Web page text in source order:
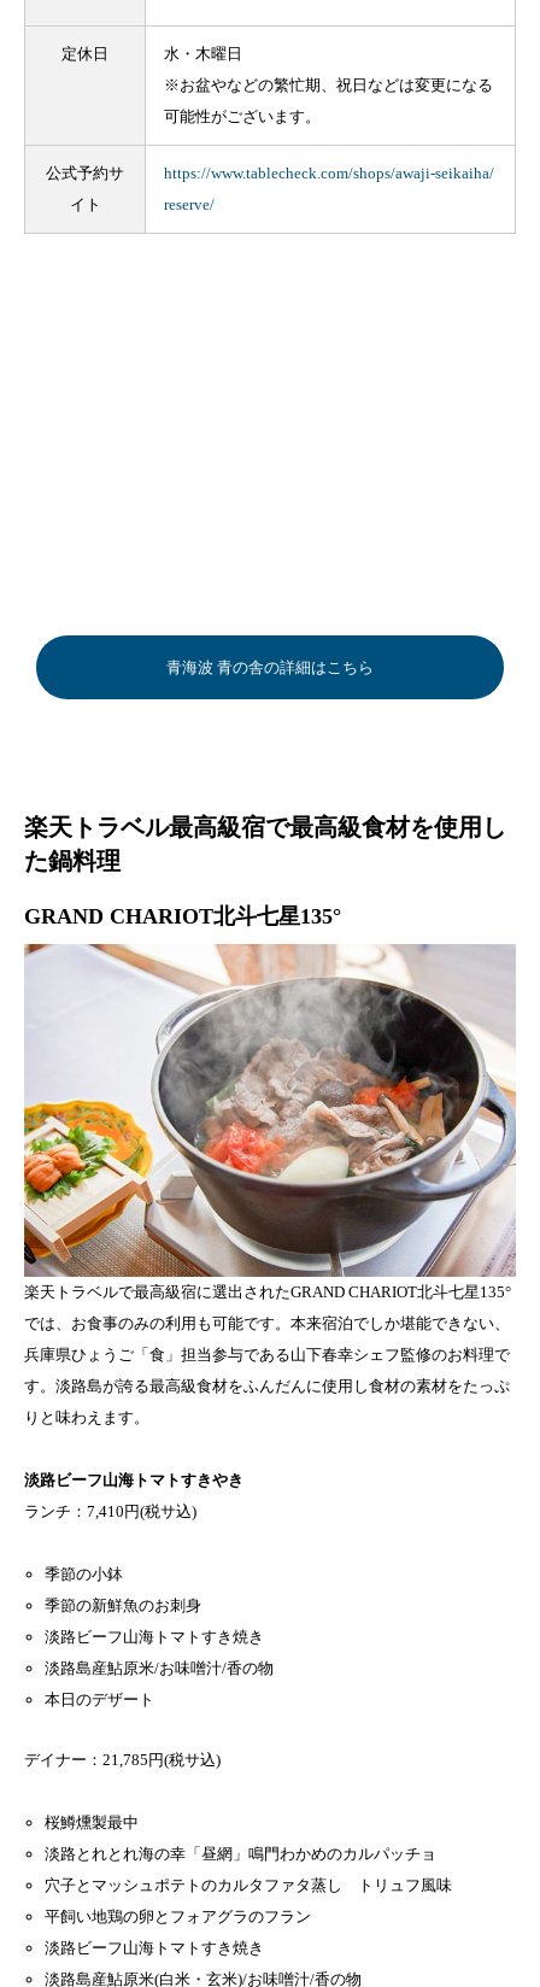
定休日
水・木曜日
※お盆やなどの繁忙期、祝日などは変更になる
可能性がございます。
公式予約サ
イト
https://www.tablecheck.com/shops/awaji-seikaiha/
reserve/
青海波 青の舎の詳細はこちら
楽天トラベル最高級宿で最高級食材を使用し
た鍋料理
GRAND CHARIOT北斗七星135°
楽天トラベルで最高級宿に選出されたGRAND CHARIOT北斗七星135°
では、お食事のみの利用も可能です。本来宿泊でしか堪能できない、
兵庫県ひょうご「食」担当参与である山下春幸シェフ監修のお料理で
す。淡路島が誇る最高級食材をふんだんに使用し食材の素材をたっぷ
りと味わえます。
淡路ビーフ山海トマトすきやき
ランチ：7,410円(税サ込)
季節の小鉢
季節の新鮮魚のお刺身
淡路ビーフ山海トマトすき焼き
淡路島産鮎原米/お味噌汁/香の物
本日のデザート
デイナー：21,785円(税サ込)
桜鱒燻製最中
淡路とれとれ海の幸「昼網」鳴門わかめのカルパッチョ
穴子とマッシュポテトのカルタファタ蒸し トリュフ風味
平飼い地鶏の卵とフォアグラのフラン
淡路ビーフ山海トマトすき焼き
淡路島産鮎原米(白米・玄米)/お味噌汁/香の物